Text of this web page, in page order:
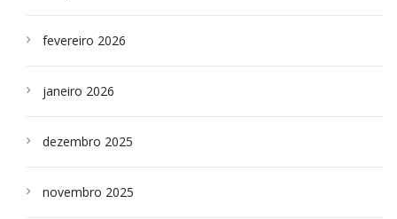
fevereiro 2026
janeiro 2026
dezembro 2025
novembro 2025